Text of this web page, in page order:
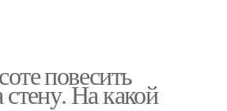
повесить
стену. На какой